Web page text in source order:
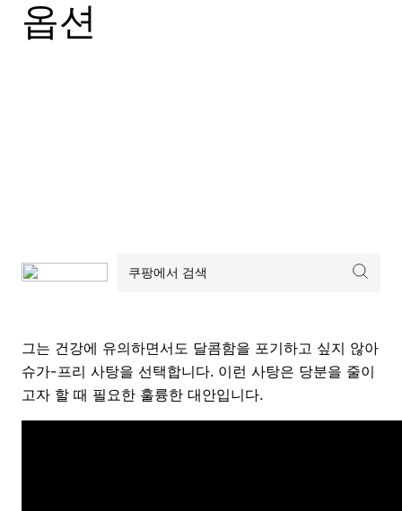
옵션
그는 건강에 유의하면서도 달콤함을 포기하고 싶지 않아
슈가-프리 사탕을 선택합니다. 이런 사탕은 당분을 줄이
고자 할 때 필요한 훌륭한 대안입니다.